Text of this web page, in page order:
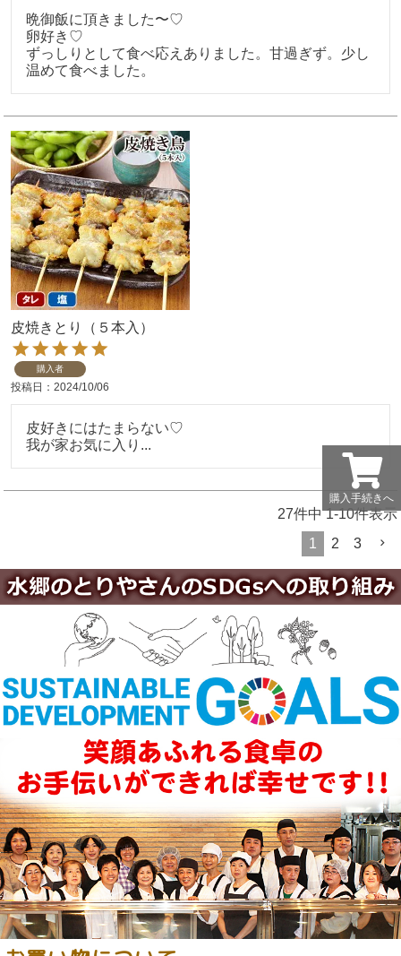
晩御飯に頂きました〜♡
卵好き♡
ずっしりとして食べ応えありました。甘過ぎず。少し
温めて食べました。
皮焼きとり（５本入）
購入者
投稿日 2024/10/06
皮好きにはたまらない♡
我が家お気に入り...
27件中 1-10件表示
1
2 3
購入手続きへ